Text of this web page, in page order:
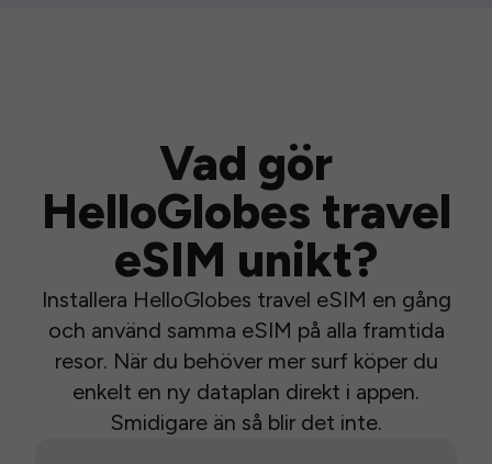
Vad gör
HelloGlobes travel
eSIM unikt?
Installera HelloGlobes travel eSIM en gång
och använd samma eSIM på alla framtida
resor. När du behöver mer surf köper du
enkelt en ny dataplan direkt i appen.
Smidigare än så blir det inte.